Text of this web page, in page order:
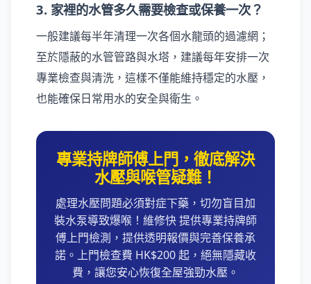
3. 家裡的水管多久需要檢查或保養一次？
一般建議每半年清理一次各個水龍頭的過濾網；
至於隱蔽的水管管路與水塔，建議每年安排一次
專業檢查與清洗，這樣不僅能維持穩定的水壓，
也能確保日常用水的安全與衛生。
專業持牌師傅上門，徹底解決
水壓與喉管疑難！
處理水壓問題必須對症下藥，切勿盲目加
裝水泵導致爆喉！維修快 提供專業持牌師
傅上門檢測，提供透明報價與完善保養承
諾。上門檢查費 HK$200 起，絕無隱藏收
費，讓您安心恢復全屋強勁水壓。